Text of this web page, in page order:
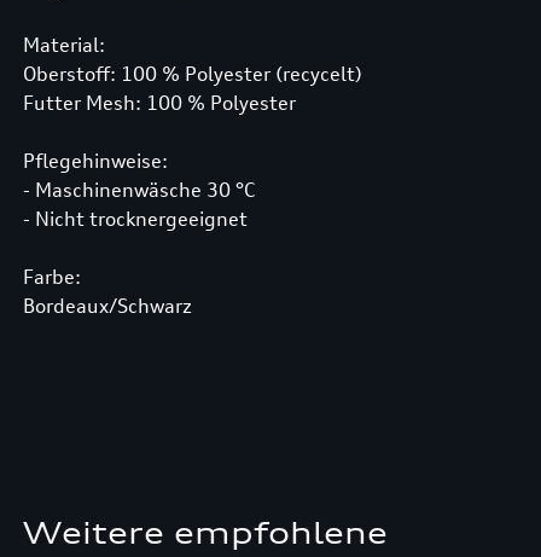
Material:
Oberstoff: 100 % Polyester (recycelt)
Futter Mesh: 100 % Polyester
Pflegehinweise:
- Maschinenwäsche 30 °C
- Nicht trocknergeeignet
Farbe:
Bordeaux/Schwarz
Weitere empfohlene